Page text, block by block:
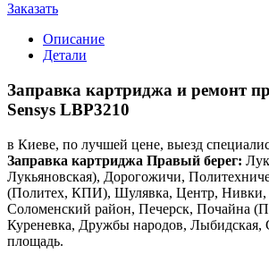
Заказать
Описание
Детали
Заправка картриджа и ремонт
Sensys LBP3210
в Киеве, по лучшей цене, выезд
Заправка картриджа Правый берег:
Лукьяновская), Дорогожичи,
(Политех, КПИ), Шулявка, Центр, Нивки,
Соломенский район, Печерск, Почайна
Куреневка, Дружбы народов, Лыбидская,
площадь.